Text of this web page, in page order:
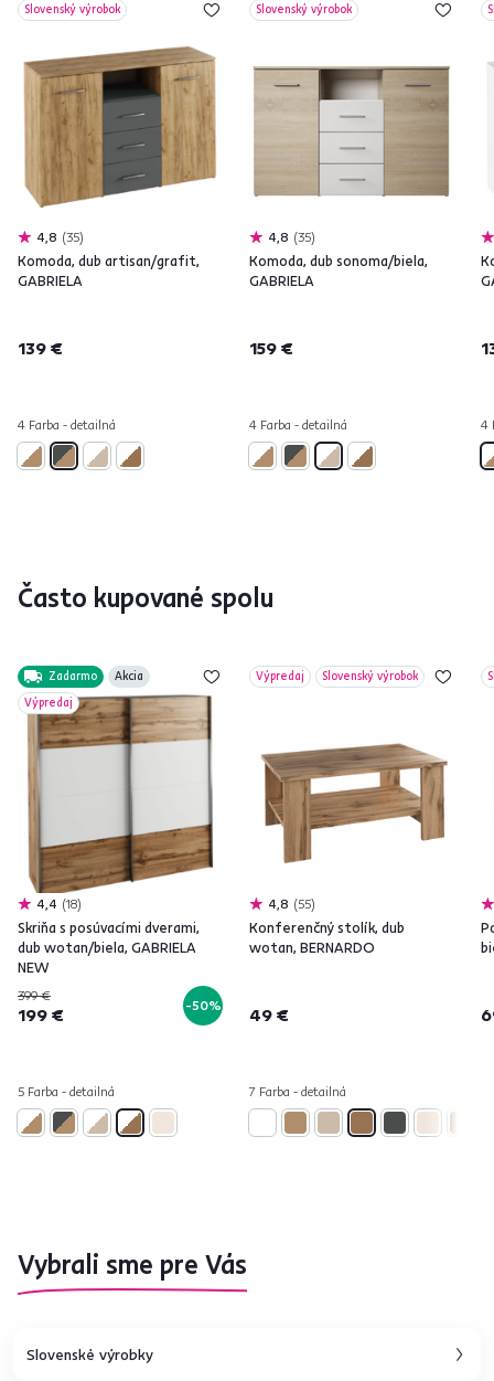
Slovenský výrobok
4,8 35
Komoda, dub artisan/grafit,
GABRIELA
139 €
4 Farba - detailná
Slovenský výrobok
4,8 35
Komoda, dub sonoma/biela,
GABRIELA
159 €
4 Farba - detailná 4
Často kupované spolu
Zadarmo
Akcia
Výpredaj
4,4 18
Skriňa s posúvacími dverami,
dub wotan/biela, GABRIELA
NEW
399 €
199 € -50%
5 Farba - detailná
Výpredaj Slovenský výrobok
4,8 55
Konferenčný stolík, dub
wotan, BERNARDO
49 €
7 Farba - detailná
Vybrali sme pre Vás
Slovenské výrobky